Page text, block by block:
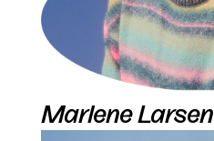
Marlene Larsen